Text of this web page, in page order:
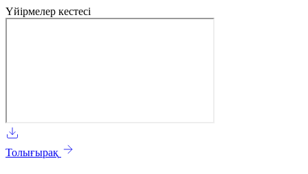
Үйірмелер кестесі
Толығырақ